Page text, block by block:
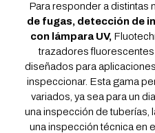
Para responder a distintas
de fugas, detección de
con lámpara UV,
trazadores
diseñados para
inspeccionar. Esta gama
variados, ya sea para un
una inspección de tuberías,
una inspección técnica en